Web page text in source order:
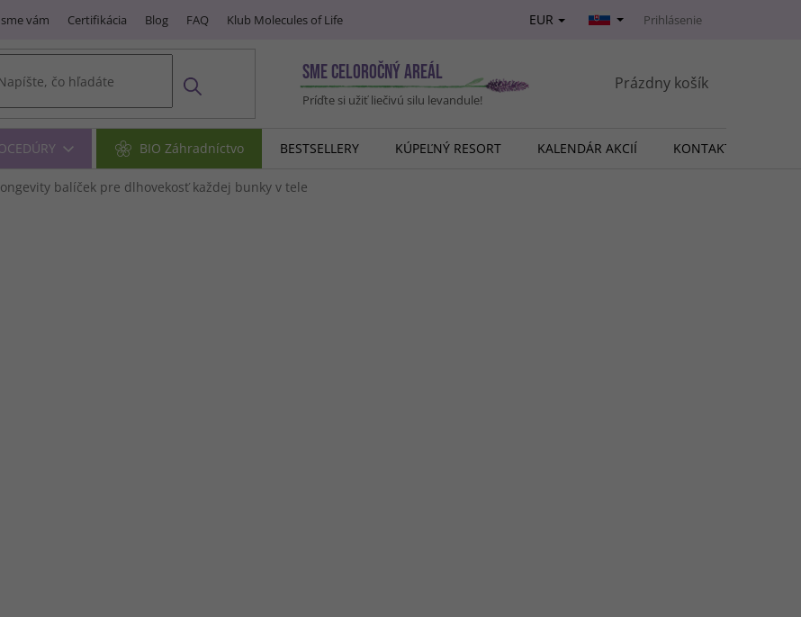
vám Certifikácia Blog FAQ Klub Molecules of Life EUR Prihlásenie
SME CELOROČNÝ AREÁL
Príďte si užiť liečivú silu levandule!
NÁKUPNÝ
Prázdny košík
BIO Záhradníctvo BESTSELLERY KÚPEĽNÝ RESORT KALENDÁR AKCIÍ KONTAKT
balíček pre dlhovekosť každej bunky v tele